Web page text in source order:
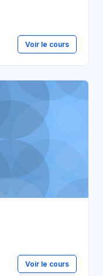
Voir le cours
Voir le cours